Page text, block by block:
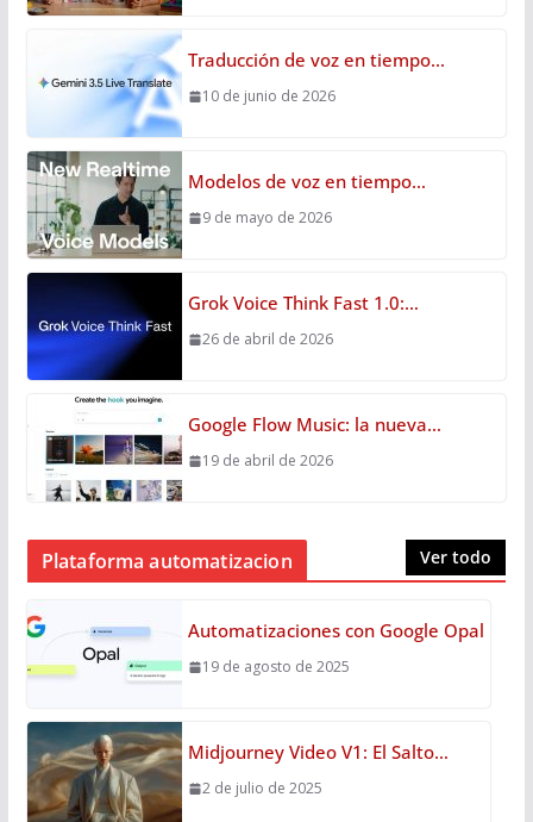
Traducción de voz en tiempo…
10 de junio de 2026
Modelos de voz en tiempo…
9 de mayo de 2026
Grok Voice Think Fast 1.0:…
26 de abril de 2026
Google Flow Music: la nueva…
19 de abril de 2026
Plataforma automatizacion Ver todo
Automatizaciones con Google Opal
19 de agosto de 2025
Midjourney Video V1: El Salto…
2 de julio de 2025